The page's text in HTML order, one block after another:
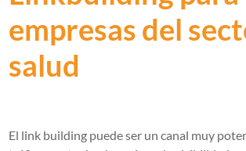
empresas del
salud
El link building puede ser un canal muy